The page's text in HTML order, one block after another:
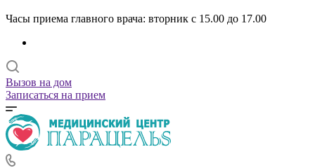
Часы приема главного врача: вторник с 15.00 до 17.00
Вызов на дом
Записаться на прием